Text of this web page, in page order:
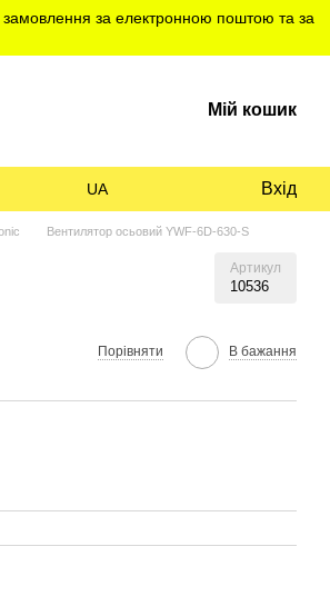
за електронною поштою та за
Мій кошик
UA Вхід
Вентилятор осьовий YWF-6D-630-S
Артикул
10536
Порівняти В бажання